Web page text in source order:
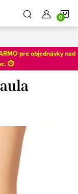
pre objednávky nad
⏱️